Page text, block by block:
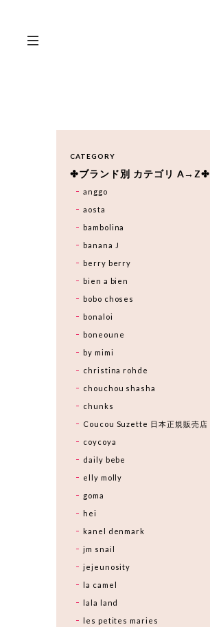
CATEGORY
✤ブランド別 カテゴリ A→Z✤
anggo
aosta
bambolina
banana J
berry berry
bien a bien
bobo choses
bonaloi
boneoune
by mimi
christina rohde
chouchou shasha
chunks
Coucou Suzette 日本正規販売店
coycoya
daily bebe
elly molly
goma
hei
kanel denmark
jm snail
jejeunosity
la camel
lala land
les petites maries